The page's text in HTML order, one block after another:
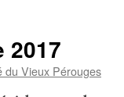
2017
2017
du Vieux Pérouges